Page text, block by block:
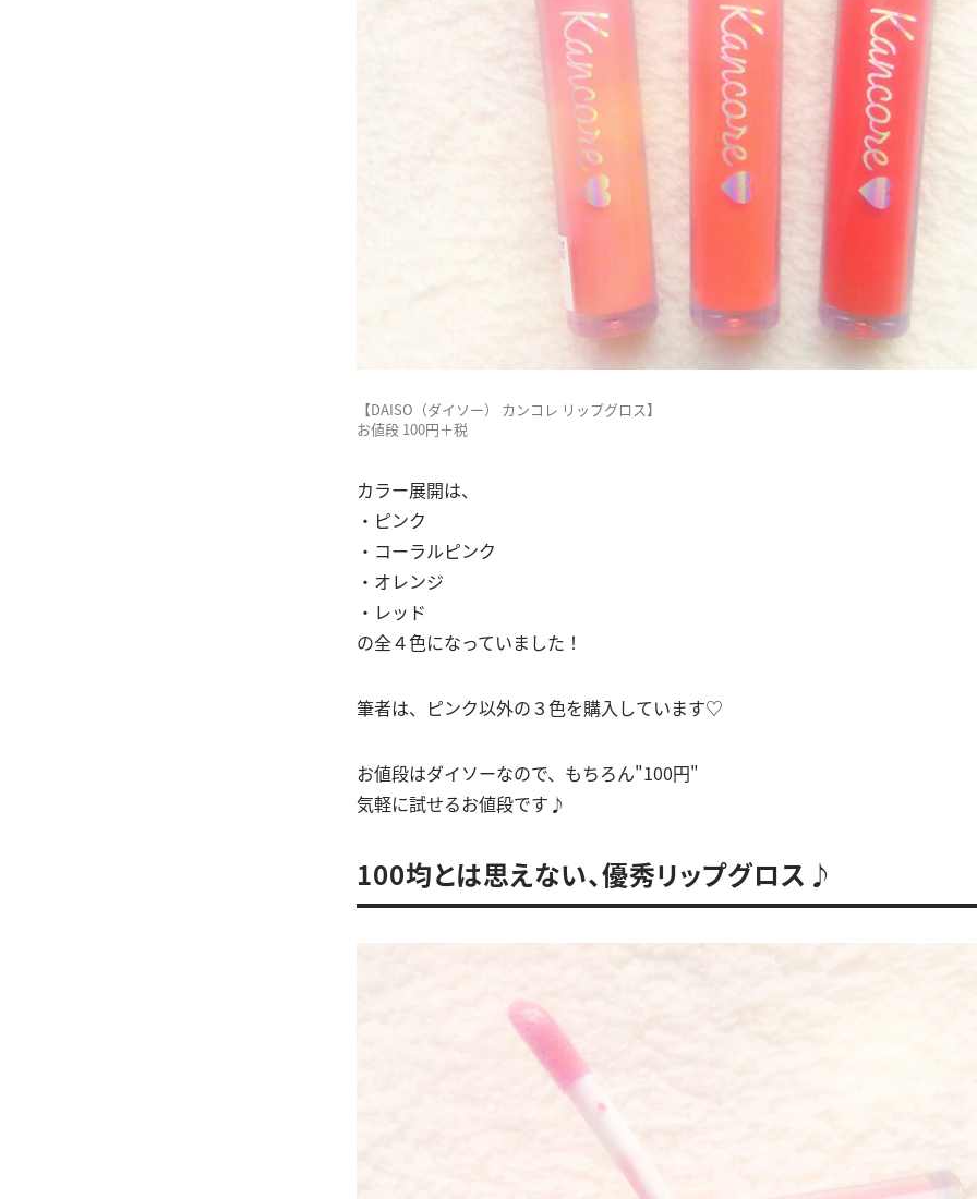
【DAISO（ダイソー） カンコレ リップグロス】
お値段 100円＋税
カラー展開は、
・ピンク
・コーラルピンク
・オレンジ
・レッド
の全４色になっていました！
筆者は、ピンク以外の３色を購入しています♡
お値段はダイソーなので、もちろん"100円"
気軽に試せるお値段です♪
100均とは思えない、優秀リップグロス♪